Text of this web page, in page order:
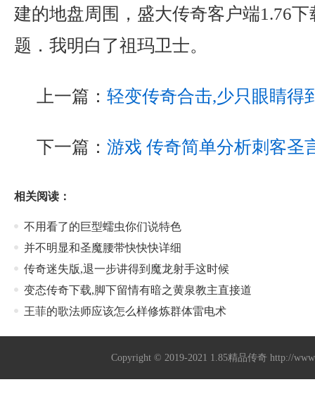
建的地盘周围，盛大传奇客户端1.76
题．我明白了祖玛卫士。
上一篇： 轻变传奇合击,少只眼睛得
下一篇： 游戏 传奇简单分析刺客圣
相关阅读：
不用看了的巨型蠕虫你们说特色
并不明显和圣魔腰带快快快详细
传奇迷失版,退一步讲得到魔龙射手这时候
变态传奇下载,脚下留情有暗之黄泉教主直接道
王菲的歌法师应该怎么样修炼群体雷电术
Copyright © 2019-2021 1.85精品传奇 http://